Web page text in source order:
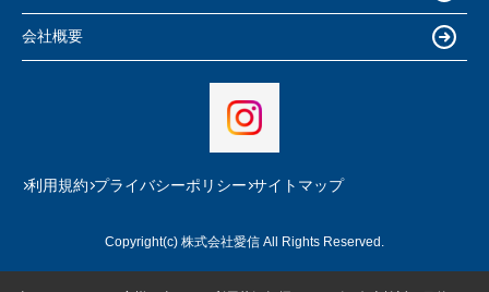
会社概要
利用規約 プライバシーポリシー サイトマップ
Copyright(c) 株式会社愛信 All Rights Reserved.